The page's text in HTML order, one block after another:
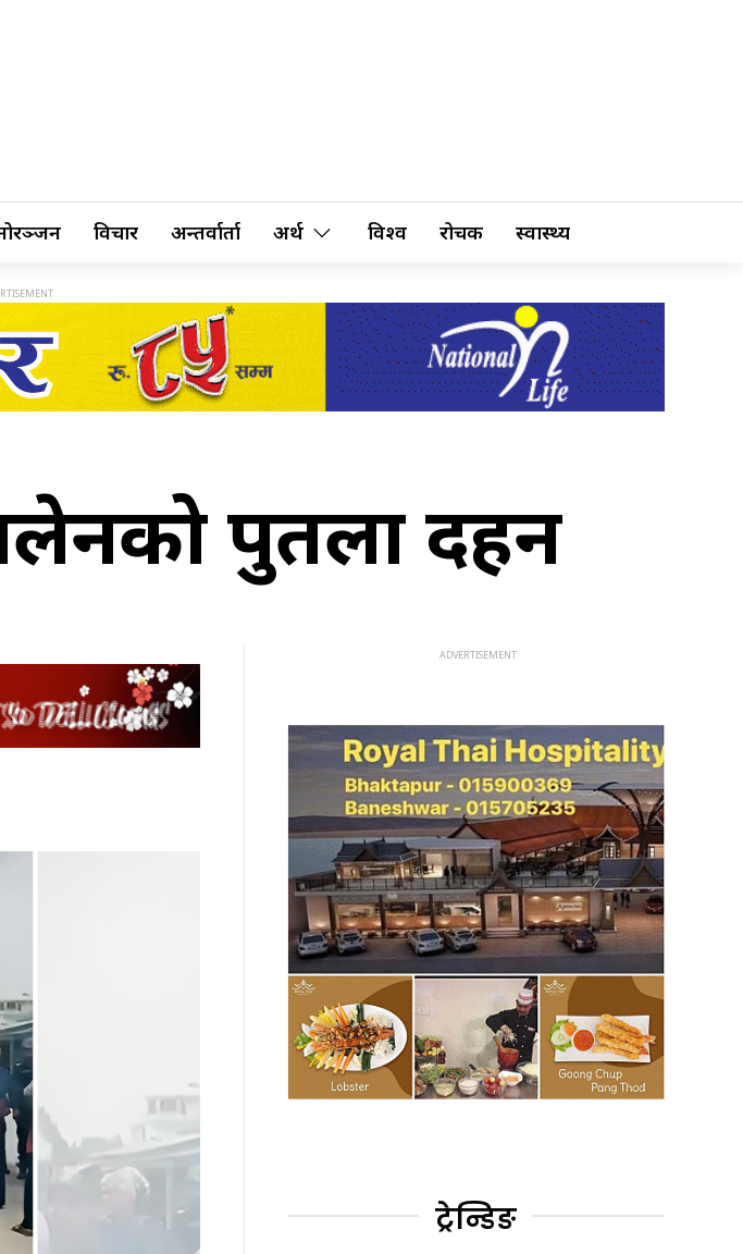
विचार अन्तर्वार्ता अर्थ विश्व रोचक स्वास्थ्य
बालेनको पुतला दहन
ट्रेन्डिङ